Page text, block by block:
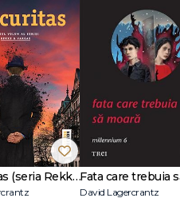
încă trei volume în continuarea
Dinte pentru dinte și Fata care
și Memoria, primele două
a călătorit prin Europa cu un
& Vargas au fost vândute în
Obscuritas (seria Rekke & Vargas, vol. 1)
David Lagercrantz